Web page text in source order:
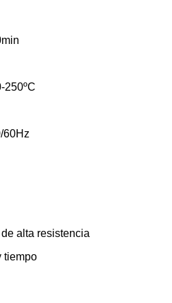
alta resistencia
tiempo